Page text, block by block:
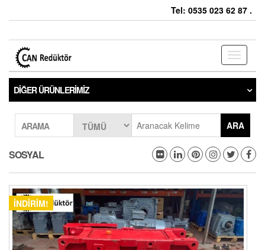
Tel: 0535 023 62 87 .
Toggle
DIĞER ÜRÜNLERIMIZ
ARAMA ARA
SOSYAL
İNDIRIM!